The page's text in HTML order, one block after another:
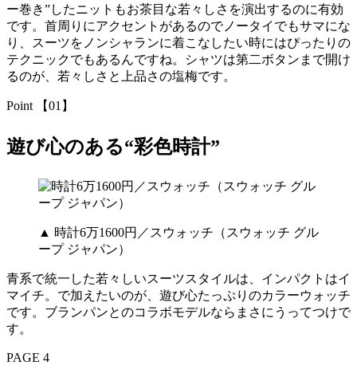
ー巻き”したニットもお茶目な若々しさを演出するのに有効
です。首周りにアクセントがあるのでノータイでもサマにな
り、スーツをノンシャランに着こなしたい時にはぴったりの
テクニックでもあるんですね。シャツは第二ボタンまで開け
るのが、若々しさと上品さの塩梅です。
Point 【01】
遊び心のある“彩色時計”
▲ 時計6万1600円／スウォッチ（スウォッチ グル
ープ ジャパン）
青系で統一した若々しいスーツスタイルは、インパクトはイ
マイチ。で加えたいのが、遊び心たっぷりのカラーウォッチ
です。ブランパンとのコラボモデルならまさにうってつけで
す。
PAGE 4